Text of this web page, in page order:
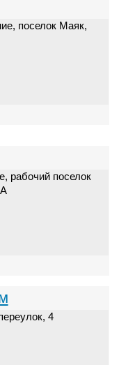
поселок Маяк,
рабочий поселок
4